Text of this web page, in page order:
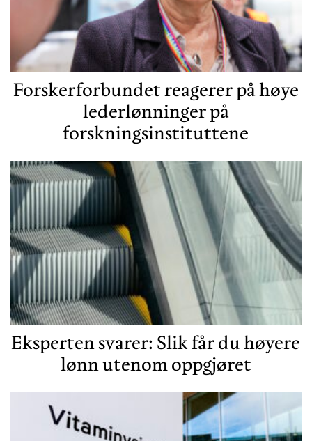
Forskerforbundet reagerer på høye
lederlønninger på
forskningsinstituttene
Eksperten svarer: Slik får du høyere
lønn utenom oppgjøret